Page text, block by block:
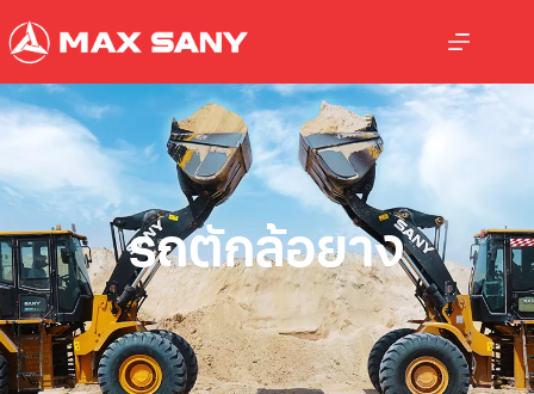
รถตักล้อยาง